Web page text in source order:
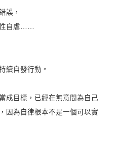
誤，
自虐……
續自發行動。
成目標，已經在無意間為自己
因為自律根本不是一個可以實